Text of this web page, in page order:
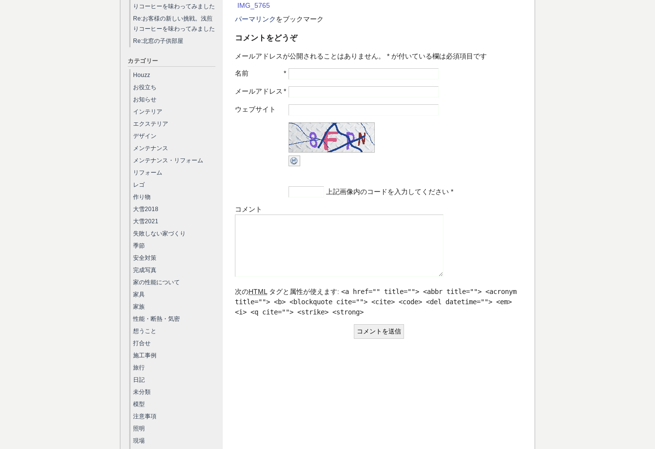
IMG_5765
パーマリンクをブックマーク
コメントをどうぞ
メールアドレスが公開されることはありません。 * が付いている欄は必須項目です
名前 *
メールアドレス *
ウェブサイト
上記画像内のコードを入力してください *
コメント
次のHTML タグと属性が使えます: <a href="" title=""> <abbr title=""> <acronym
title=""> <b> <blockquote cite=""> <cite> <code> <del datetime=""> <em>
<i> <q cite=""> <strike> <strong>
りコーヒーを味わってみました
Re:お客様の新しい挑戦。浅煎
りコーヒーを味わってみました
Re:北窓の子供部屋
カテゴリー
Houzz
お役立ち
お知らせ
インテリア
エクステリア
デザイン
メンテナンス
メンテナンス・リフォーム
リフォーム
レゴ
作り物
大雪2018
大雪2021
失敗しない家づくり
季節
安全対策
完成写真
家の性能について
家具
家族
性能・断熱・気密
想うこと
打合せ
施工事例
旅行
日記
未分類
模型
注意事項
照明
現場